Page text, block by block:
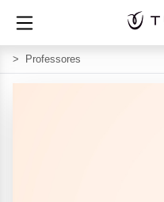
> Professores